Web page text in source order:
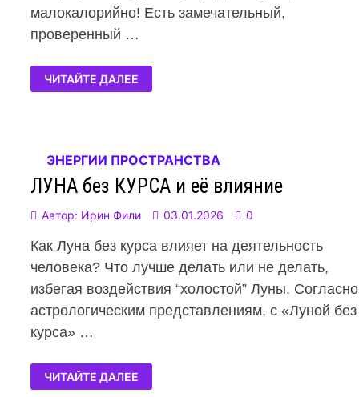
малокалорийно! Есть замечательный,
проверенный …
ЧИТАЙТЕ ДАЛЕЕ
ЭНЕРГИИ ПРОСТРАНСТВА
ЛУНА без КУРСА и её влияние
Автор: Ирин Фили 03.01.2026 0
Как Луна без курса влияет на деятельность
человека? Что лучше делать или не делать,
избегая воздействия “холостой” Луны. Согласно
астрологическим представлениям, с «Луной без
курса» …
ЧИТАЙТЕ ДАЛЕЕ